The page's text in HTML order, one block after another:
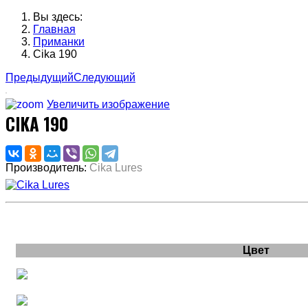
Вы здесь:
Главная
Приманки
Cika 190
ПредыдущийСледующий
Увеличить изображение
CIKA 190
Производитель: Cika Lures
Цвет